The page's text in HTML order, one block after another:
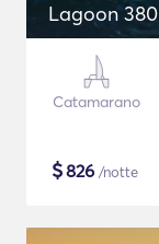
Lagoon 380
Catamarano
$826 /notte